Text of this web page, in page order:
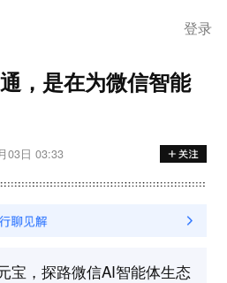
登录
，是在为微信智能
03日 03:33
宝，探路微信AI智能体生态